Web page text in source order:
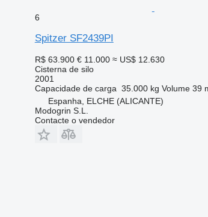
6
Spitzer SF2439PI
R$ 63.900 € 11.000 ≈ US$ 12.630
Cisterna de silo
2001
Capacidade de carga 35.000 kg Volume 39
Espanha, ELCHE (ALICANTE)
Modogrin S.L.
Contacte o vendedor